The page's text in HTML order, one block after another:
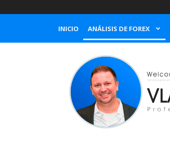
INICIO ANÁLISIS DE FOREX